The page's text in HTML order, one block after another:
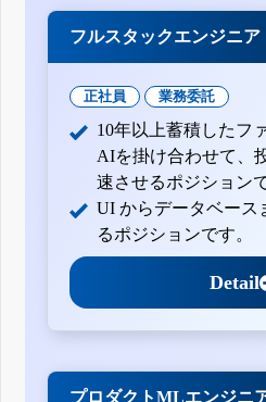
フルスタックエンジニア
正社員 業務委託
10年以上蓄積したフ
AIを掛け合わせて、
速させるポジション
UI からデータベース
るポジションです。
Detail
プロダクトMLエンジニ